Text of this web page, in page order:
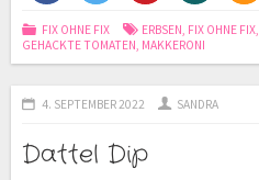
FIX OHNE FIX ERBSEN, FIX OHNE FIX,
GEHACKTE TOMATEN, MAKKERONI
4. SEPTEMBER 2022 SANDRA
Dattel Dip